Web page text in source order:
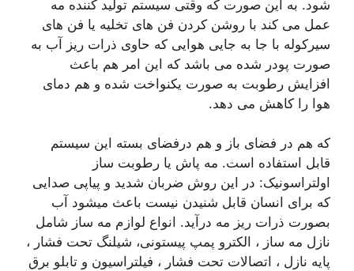
شود. به این صورت که وقتی سیستم تولید کننده مه
عمل می کند با روشن کردن فن های تخلیه یا فن های
سیرکوله با جا به جایی هوایی که حاوی ذرات ریز آب به
صورت پودر شده می باشد که این امر هم باعث
افزایش رطوبت به صورت یکنواخت شده و هم دمای
هوا را کاهش می دهد.
که هم در فضای باز و هم درفضای بسته این سیستم
قابل استفاده است. مه پاش یا رطوبت ساز
اولتراسونیک: در این روش ضربان شدید و پیاپی صدایی
که برای انسان قابل شنیدن نیست باعث میشود آب
بصورت ذرات ریز مه درآید. انواع لوازم مه ساز شامل
نازل مه ساز ، الکترو پمپ پیستونی، شیلنگ تحت فشار ،
پایه نازل ، اتصالات تحت فشار ، فیلتراسیون و تابلو برق